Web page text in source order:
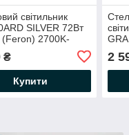
світильник
SILVER 72Вт
2700K-
5400Lm з пультом
₴
Купити
2